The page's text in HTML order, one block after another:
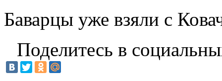
Баварцы уже взяли с
Поделитесь в